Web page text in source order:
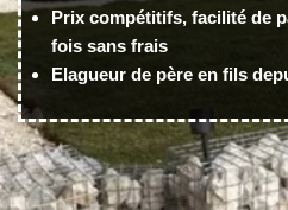
Prix compétitifs, facilité de
fois sans frais
Elagueur de père en fils